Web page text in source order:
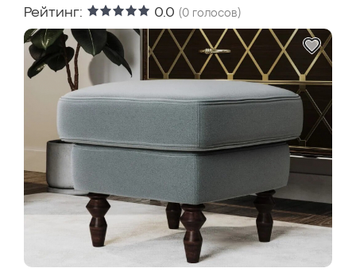
Рейтинг: 0.0 (0 голосов)